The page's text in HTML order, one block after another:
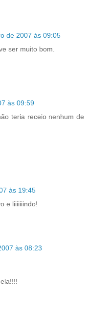
de 2007 às 09:05
ser muito bom.
às 09:59
teria receio nenhum de
às 19:45
e liiiiiiindo!
às 08:23